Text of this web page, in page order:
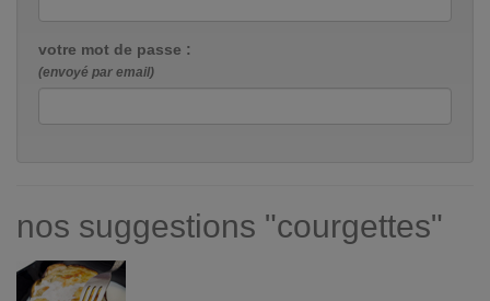
votre mot de passe :
(envoyé par email)
nos suggestions "courgettes"